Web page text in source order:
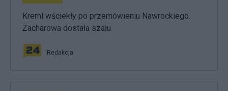
Kreml wściekły po przemówieniu Nawrockiego.
Zacharowa dostała szału
Redakcja